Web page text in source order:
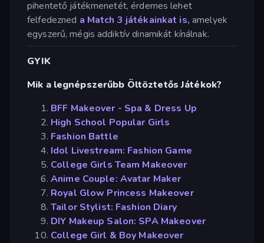
pihentető játékmenetét, érdemes lehet
felfedezned a Match 3 játékainkat is, amelyek
egyszerű, mégis addiktív dinamikát kínálnak.
GYIK
Mik a legnépszerűbb Öltöztetős Játékok?
BFF Makeover - Spa & Dress Up
High School Popular Girls
Fashion Battle
Idol Livestream: Fashion Game
College Girls Team Makeover
Anime Couple: Avatar Maker
Royal Glow Princess Makeover
Tailor Stylist: Fashion Diary
DIY Makeup Salon: SPA Makeover
College Girl & Boy Makeover